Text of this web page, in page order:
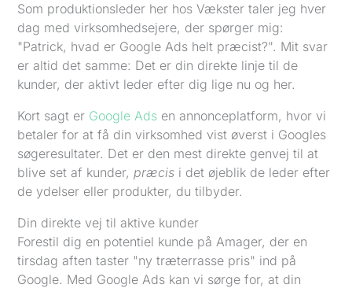
Som produktionsleder her hos Vækster taler jeg hver
dag med virksomhedsejere, der spørger mig:
"Patrick, hvad er Google Ads helt præcist?". Mit svar
er altid det samme: Det er din direkte linje til de
kunder, der aktivt leder efter dig lige nu og her.
Kort sagt er Google Ads en annonceplatform, hvor vi
betaler for at få din virksomhed vist øverst i Googles
søgeresultater. Det er den mest direkte genvej til at
blive set af kunder,præcis i det øjeblik de leder efter
de ydelser eller produkter, du tilbyder.
Din direkte vej til aktive kunder
Forestil dig en potentiel kunde på Amager, der en
tirsdag aften taster "ny træterrasse pris" ind på
Google. Med Google Ads kan vi sørge for, at din